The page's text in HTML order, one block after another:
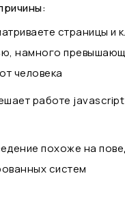
страницы и
намного
человека
работе
похоже на
систем